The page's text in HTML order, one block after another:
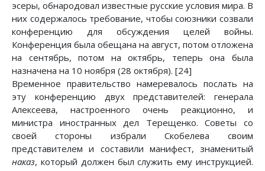
эсеры, обнародовал известные русские условия мира. В
них содержалось требование, чтобы союзники созвали
конференцию для обсуждения целей войны.
Конференция была обещана на август, потом отложена
на сентябрь, потом на октябрь, теперь она была
назначена на 10 ноября (28 октября). [24]
Временное правительство намеревалось послать на
эту конференцию двух представителей: генерала
Алексеева, настроенного очень реакционно, и
министра иностранных дел Терещенко. Советы со
своей стороны избрали Скобелева своим
представителем и составили манифест, знаменитый
наказ, который должен был служить ему инструкцией.